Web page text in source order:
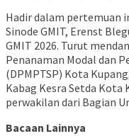
Hadir dalam pertemuan
Sinode GMIT, Erenst
GMIT 2026. Turut
Penanaman Modal dan
(DPMPTSP) Kota
Kabag Kesra Setda Kota
perwakilan dari Bagian
Bacaan Lainnya